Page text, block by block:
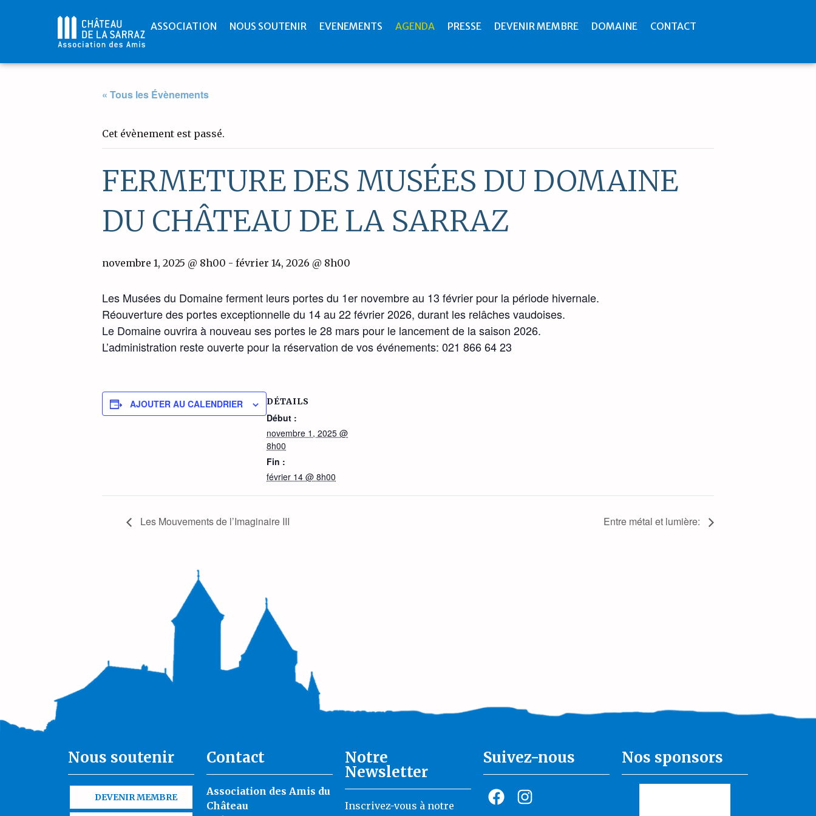
ASSOCIATION NOUS SOUTENIR EVENEMENTS AGENDA PRESSE DEVENIR MEMBRE DOMAINE CONTACT
« Tous les Évènements
Cet évènement est passé.
FERMETURE DES MUSÉES DU DOMAINE
DU CHÂTEAU DE LA SARRAZ
novembre 1, 2025 @ 8h00 - février 14, 2026 @ 8h00
Les Musées du Domaine ferment leurs portes du 1er novembre au 13 février pour la période hivernale.
Réouverture des portes exceptionnelle du 14 au 22 février 2026, durant les relâches vaudoises.
Le Domaine ouvrira à nouveau ses portes le 28 mars pour le lancement de la saison 2026.
L’administration reste ouverte pour la réservation de vos événements: 021 866 64 23
AJOUTER AU CALENDRIER DÉTAILS
Début :
novembre 1, 2025 @
8h00
Fin :
février 14 @ 8h00
Les Mouvements de l’Imaginaire III Entre métal et lumière:
Nous soutenir
DEVENIR MEMBRE
Contact
Association des Amis du
Château
Notre
Newsletter
Inscrivez-vous à notre
Suivez-nous Nos sponsors